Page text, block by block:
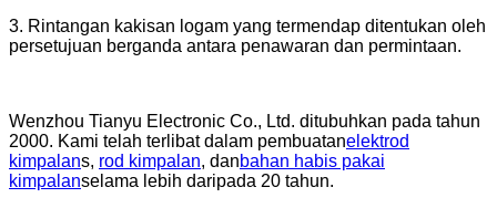
3. Rintangan kakisan logam yang termendap ditentukan oleh
persetujuan berganda antara penawaran dan permintaan.
Wenzhou Tianyu Electronic Co., Ltd. ditubuhkan pada tahun
2000. Kami telah terlibat dalam pembuatanelektrod
kimpalans, rod kimpalan, danbahan habis pakai
kimpalanselama lebih daripada 20 tahun.